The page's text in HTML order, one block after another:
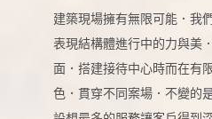
建築現場擁有無限可能．我
表現結構體進行中的力與美
面．搭建接待中心時而在有
色．貫穿不同案場．不變的